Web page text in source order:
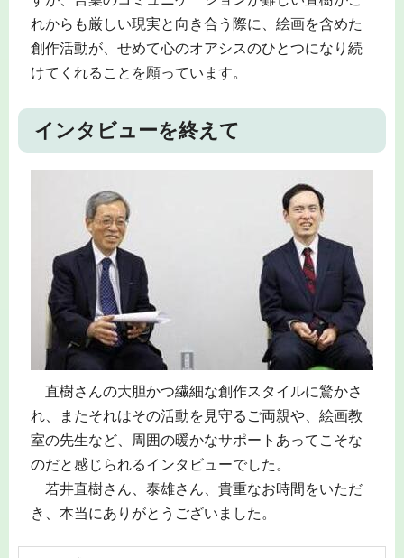
れからも厳しい現実と向き合う際に、絵画を含めた
創作活動が、せめて心のオアシスのひとつになり続
けてくれることを願っています。
インタビューを終えて
直樹さんの大胆かつ繊細な創作スタイルに驚かさ
れ、またそれはその活動を見守るご両親や、絵画教
室の先生など、周囲の暖かなサポートあってこそな
のだと感じられるインタビューでした。
若井直樹さん、泰雄さん、貴重なお時間をいただ
き、本当にありがとうございました。